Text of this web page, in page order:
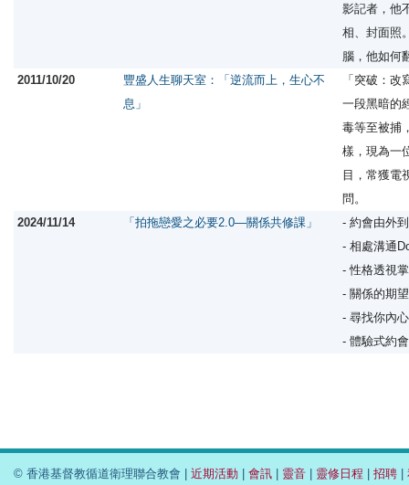
影記者，他
相、封面照
腦，他如何
2011/10/20
豐盛人生聊天室：「逆流而上，生心不
息」
「突破：
一段黑暗的
毒等至被捕
樣，現為一
目，常獲電
問。
2024/11/14
「拍拖戀愛之必要2.0—關係共修課」
- 約會由外
- 相處溝通
- 性格透視
- 關係的期
- 尋找你內
- 體驗式約
© 香港基督教循道衛理聯合教會 | 近期活動 | 會訊 | 靈音 | 靈修日程 | 招聘 |